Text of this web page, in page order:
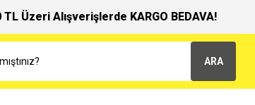
TL Üzeri Alışverişlerde KARGO BEDAVA!
ARA